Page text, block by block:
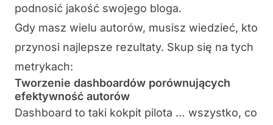
podnosić jakość swojego bloga.
Gdy masz wielu autorów, musisz wiedzieć, kto
przynosi najlepsze rezultaty. Skup się na tych
metrykach:
Tworzenie dashboardów porównujących
efektywność autorów
Dashboard to taki kokpit pilota … wszystko, co